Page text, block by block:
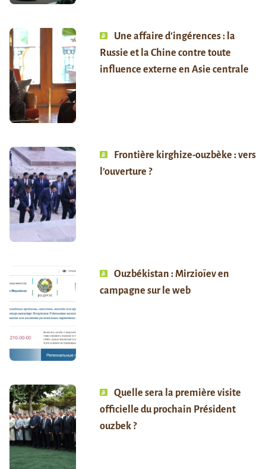
Une affaire d’ingérences : la
Russie et la Chine contre toute
influence externe en Asie centrale
Frontière kirghize-ouzbèke : vers
l’ouverture ?
Ouzbékistan : Mirzioïev en
campagne sur le web
Quelle sera la première visite
officielle du prochain Président
ouzbek ?